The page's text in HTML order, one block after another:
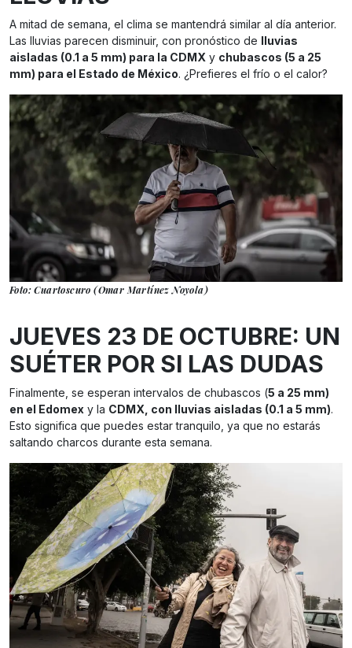
A mitad de semana, el clima se mantendrá similar al día anterior.
Las lluvias parecen disminuir, con pronóstico de lluvias
aisladas (0.1 a 5 mm) para la CDMX y chubascos (5 a 25
mm) para el Estado de México. ¿Prefieres el frío o el calor?
Foto: Cuartoscuro (Omar Martínez Noyola)
JUEVES 23 DE OCTUBRE: UN
SUÉTER POR SI LAS DUDAS
Finalmente, se esperan intervalos de chubascos (5 a 25 mm)
en el Edomex y la CDMX, con lluvias aisladas (0.1 a 5 mm).
Esto significa que puedes estar tranquilo, ya que no estarás
saltando charcos durante esta semana.